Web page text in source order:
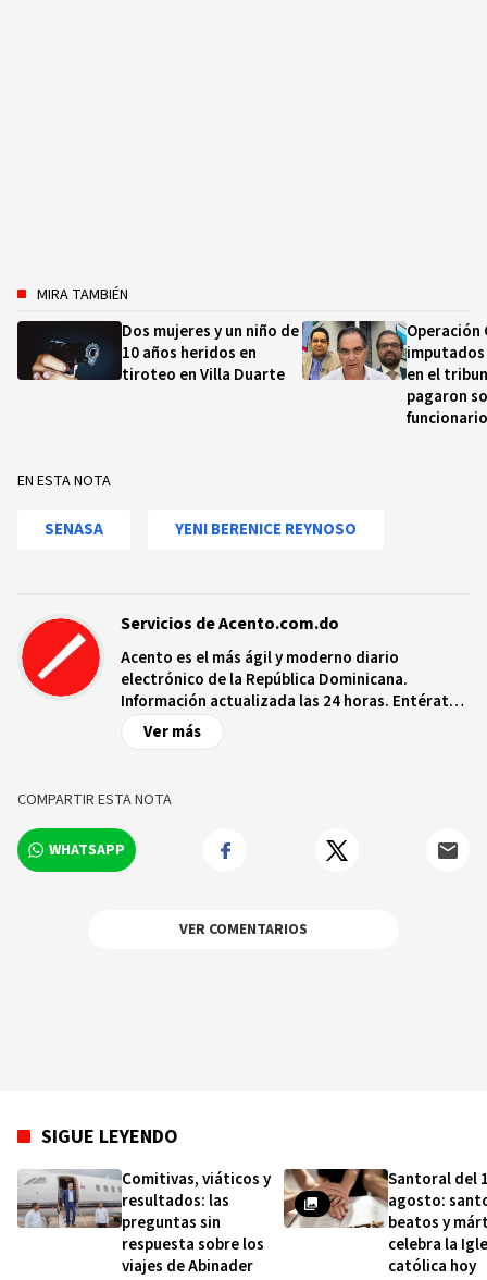
MIRA TAMBIÉN
Dos mujeres y un niño de
10 años heridos en
tiroteo en Villa Duarte
Operación
en el
pagaron
EN ESTA NOTA
SENASA YENI BERENICE REYNOSO
Servicios de Acento.com.do
Acento es el más ágil y moderno diario
electrónico de la República Dominicana.
Información actualizada las 24 horas. Entérate
de las noticias y sucesos más importantes a
nivel nacional e internacional, videos y fotos
relevantes en tiempo real.
Ver más
COMPARTIR ESTA NOTA
WHATSAPP
VER COMENTARIOS
SIGUE LEYENDO
Comitivas, viáticos y
resultados: las
preguntas sin
respuesta sobre los
viajes de Abinader
Santoral del
agosto:
beatos y
celebra la
católica hoy